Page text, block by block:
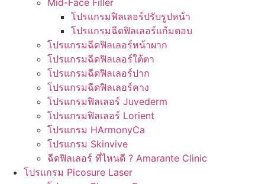
Mid-Face Filler
โปรแกรมฟิลเลอร์ปรับรูปหน้า
โปรแกรมฉีดฟิลเลอร์แก้มตอบ
โปรแกรมฉีดฟิลเลอร์หน้าผาก
โปรแกรมฉีดฟิลเลอร์ใต้ตา
โปรแกรมฉีดฟิลเลอร์ปาก
โปรแกรมฉีดฟิลเลอร์คาง
โปรแกรมฟิลเลอร์ Juvederm
โปรแกรมฟิลเลอร์ Lorient
โปรแกรม HArmonyCa
โปรแกรม Skinvive
ฉีดฟิลเลอร์ ที่ไหนดี ? Amarante Clinic
โปรแกรม Picosure Laser